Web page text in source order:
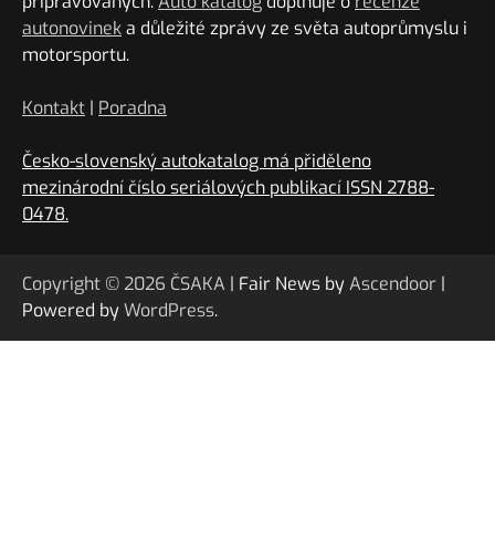
autonovineka důležité zprávy ze světa autoprůmyslu i
motorsportu.
Kontakt | Poradna
Česko-slovenský autokatalog má přiděleno
mezinárodní číslo seriálových publikací ISSN 2788-
0478.
Copyright © 2026 ČSAKA | Fair News byAscendoor |
Powered byWordPress.